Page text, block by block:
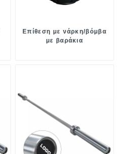
Επίθεση με νάρκη/βόμβα
με βαράκια